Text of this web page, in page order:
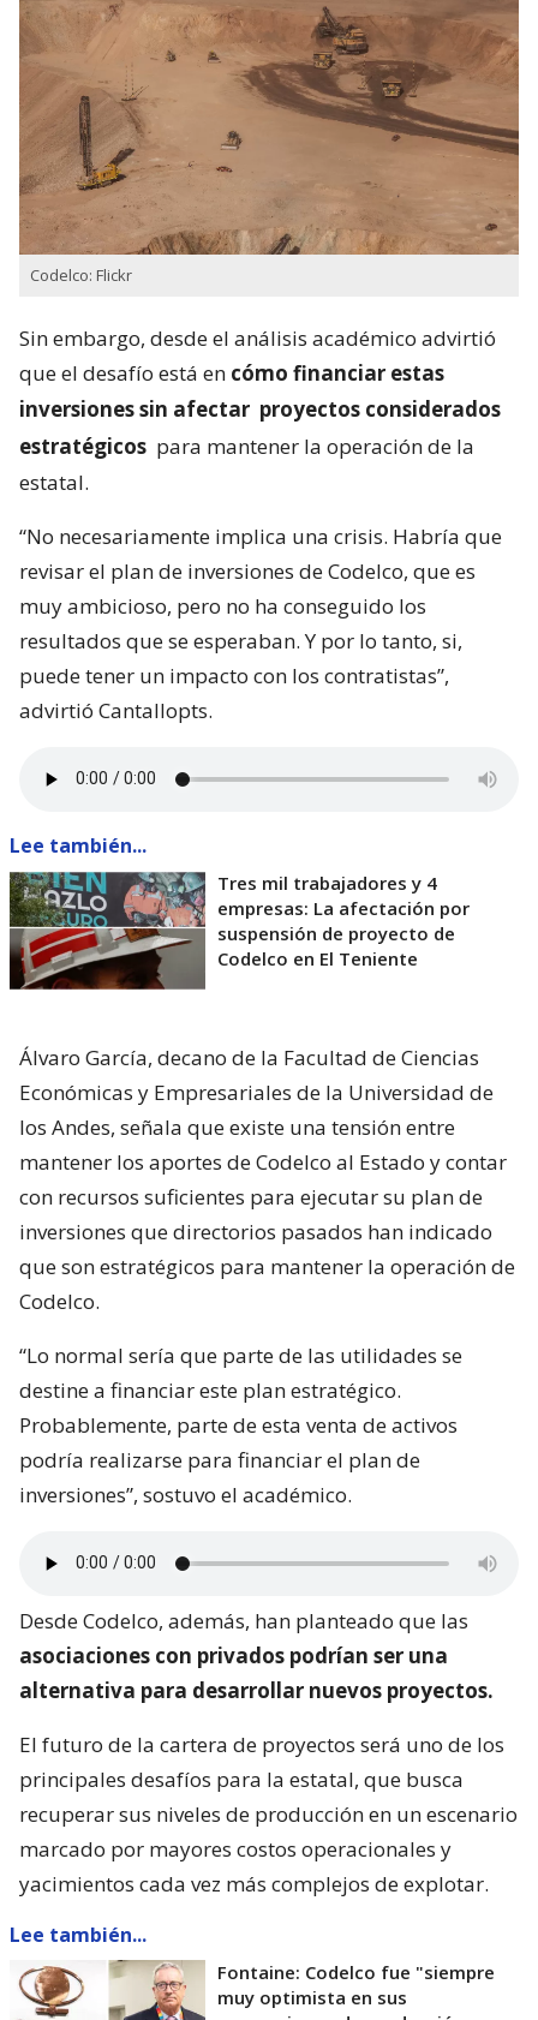
Codelco: Flickr
Sin embargo, desde el análisis académico advirtió
que el desafío está en cómo financiar estas
inversiones sin afectar proyectos considerados
estratégicos para mantener la operación de la
estatal.
“No necesariamente implica una crisis. Habría que
revisar el plan de inversiones de Codelco, que es
muy ambicioso, pero no ha conseguido los
resultados que se esperaban. Y por lo tanto, si,
puede tener un impacto con los contratistas”,
advirtió Cantallopts.
Lee también...
Tres mil trabajadores y 4
empresas: La afectación por
suspensión de proyecto de
Codelco en El Teniente
Álvaro García, decano de la Facultad de Ciencias
Económicas y Empresariales de la Universidad de
los Andes, señala que existe una tensión entre
mantener los aportes de Codelco al Estado y contar
con recursos suficientes para ejecutar su plan de
inversiones que directorios pasados han indicado
que son estratégicos para mantener la operación de
Codelco.
“Lo normal sería que parte de las utilidades se
destine a financiar este plan estratégico.
Probablemente, parte de esta venta de activos
podría realizarse para financiar el plan de
inversiones”, sostuvo el académico.
Desde Codelco, además, han planteado que las
asociaciones con privados podrían ser una
alternativa para desarrollar nuevos proyectos.
El futuro de la cartera de proyectos será uno de los
principales desafíos para la estatal, que busca
recuperar sus niveles de producción en un escenario
marcado por mayores costos operacionales y
yacimientos cada vez más complejos de explotar.
Lee también...
Fontaine: Codelco fue "siempre
muy optimista en sus